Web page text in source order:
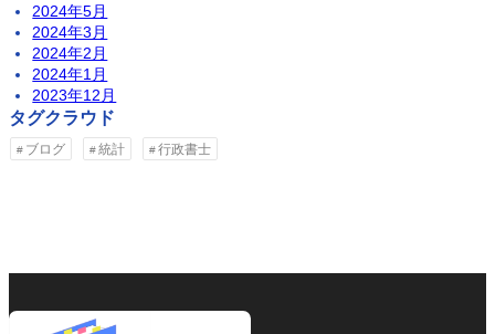
2024年5月
2024年3月
2024年2月
2024年1月
2023年12月
タグクラウド
ブログ 統計 行政書士